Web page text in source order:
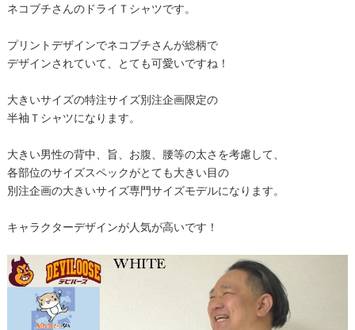
ネコブチさんのドライＴシャツです。
プリントデザインでネコブチさんが総柄で
デザインされていて、とても可愛いですね！
大きいサイズの特注サイズ別注企画限定の
半袖Ｔシャツになります。
大きい男性の背中、旨、お腹、腰等の太さを考慮して、
各部位のサイズスペックがとても大きい目の
別注企画の大きいサイズ専門サイズモデルになります。
キャラクターデザインが人気が高いです！